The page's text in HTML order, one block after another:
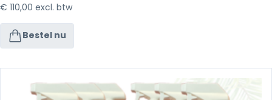
€ 110,00 excl. btw
Bestel nu